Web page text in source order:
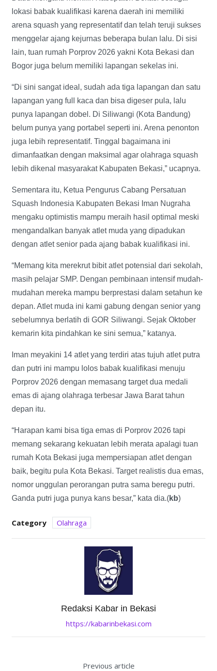
lokasi babak kualifikasi karena daerah ini memiliki
arena squash yang representatif dan telah teruji sukses
menggelar ajang kejurnas beberapa bulan lalu. Di sisi
lain, tuan rumah Porprov 2026 yakni Kota Bekasi dan
Bogor juga belum memiliki lapangan sekelas ini.
“Di sini sangat ideal, sudah ada tiga lapangan dan satu
lapangan yang full kaca dan bisa digeser pula, lalu
punya lapangan dobel. Di Siliwangi (Kota Bandung)
belum punya yang portabel seperti ini. Arena penonton
juga lebih representatif. Tinggal bagaimana ini
dimanfaatkan dengan maksimal agar olahraga squash
lebih dikenal masyarakat Kabupaten Bekasi,” ucapnya.
Sementara itu, Ketua Pengurus Cabang Persatuan
Squash Indonesia Kabupaten Bekasi Iman Nugraha
mengaku optimistis mampu meraih hasil optimal meski
mengandalkan banyak atlet muda yang dipadukan
dengan atlet senior pada ajang babak kualifikasi ini.
“Memang kita merekrut bibit atlet potensial dari sekolah,
masih pelajar SMP. Dengan pembinaan intensif mudah-
mudahan mereka mampu berprestasi dalam setahun ke
depan. Atlet muda ini kami gabung dengan senior yang
sebelumnya berlatih di GOR Siliwangi. Sejak Oktober
kemarin kita pindahkan ke sini semua,” katanya.
Iman meyakini 14 atlet yang terdiri atas tujuh atlet putra
dan putri ini mampu lolos babak kualifikasi menuju
Porprov 2026 dengan memasang target dua medali
emas di ajang olahraga terbesar Jawa Barat tahun
depan itu.
“Harapan kami bisa tiga emas di Porprov 2026 tapi
memang sekarang kekuatan lebih merata apalagi tuan
rumah Kota Bekasi juga mempersiapan atlet dengan
baik, begitu pula Kota Bekasi. Target realistis dua emas,
nomor unggulan perorangan putra sama beregu putri.
Ganda putri juga punya kans besar,” kata dia.(kb)
Category Olahraga
Redaksi Kabar in Bekasi
https://kabarinbekasi.com
Previous article